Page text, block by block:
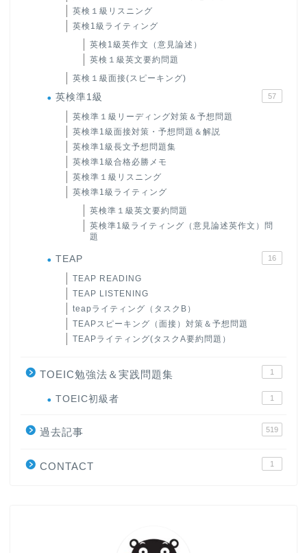
英検１級リスニング
英検1級ライティング
英検1級英作文（意見論述）
英検１級英文要約問題
英検１級面接(スピーキング)
英検準1級 57
英検準１級リーディング対策＆予想問題
英検準1級面接対策・予想問題＆解説
英検準1級長文予想問題集
英検準1級合格必勝メモ
英検準１級リスニング
英検準1級ライティング
英検準１級英文要約問題
英検準1級ライティング（意見論述英作文）問
題
TEAP 16
TEAP READING
TEAP LISTENING
teapライティング（タスクB）
TEAPスピーキング（面接）対策＆予想問題
TEAPライティング(タスクA要約問題）
TOEIC勉強法＆実践問題集 1
TOEIC初級者 1
過去記事 519
CONTACT 1
大学入試英語対策講座